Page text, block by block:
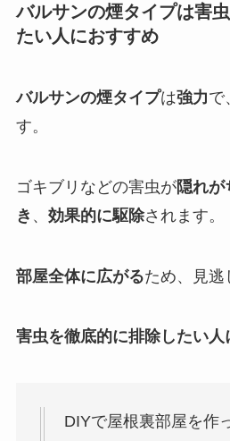
バルサンの煙タイプは害
たい人 におすすめ
バルサンの煙タイプは強力で
す。
ゴキブリなどの害虫が隠れが
き 、 効果的に駆除されます。
部屋全体に広がるため、見逃
害虫を徹底的に排除したい人
DIYで屋根裏部屋を作